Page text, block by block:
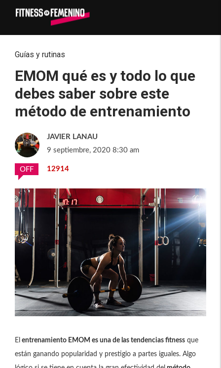
Guías y rutinas
EMOM qué es y todo lo que
debes saber sobre este
método de entrenamiento
JAVIER LANAU
9 septiembre, 2020 8:30 am
OFF 12914
El entrenamiento EMOM es una de las tendencias fitness que
están ganando popularidad y prestigio a partes iguales. Algo